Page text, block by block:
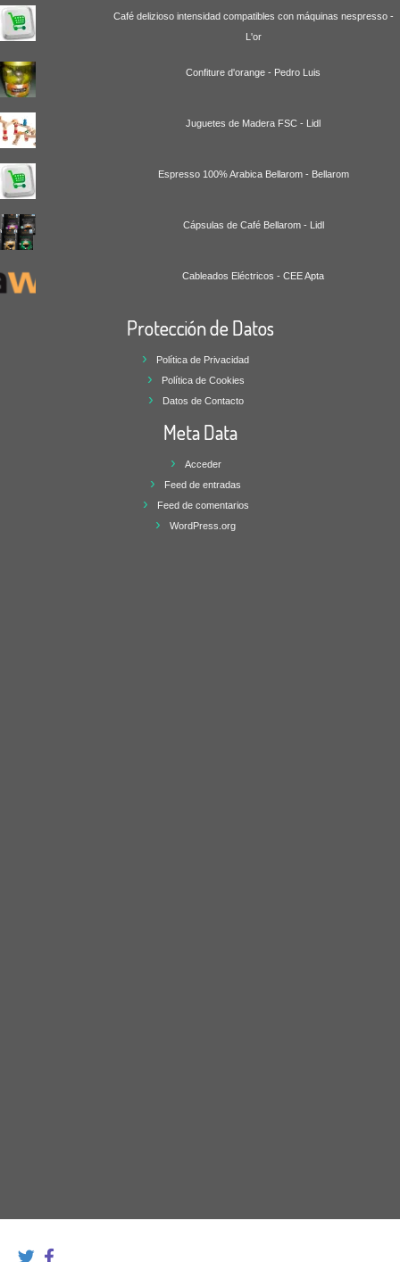
Café delizioso intensidad compatibles con máquinas nespresso -
L'or
Confiture d'orange - Pedro Luis
Juguetes de Madera FSC - Lidl
Espresso 100% Arabica Bellarom - Bellarom
Cápsulas de Café Bellarom - Lidl
Cableados Eléctricos - CEE Apta
Protección de Datos
Política de Privacidad
Política de Cookies
Datos de Contacto
Meta Data
Acceder
Feed de entradas
Feed de comentarios
WordPress.org